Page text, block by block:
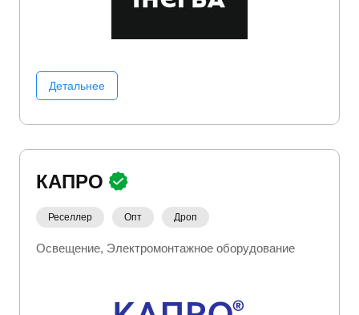
Детальнее
КАПРО
Реселлер Опт Дроп
Освещение Электромонтажное оборудование